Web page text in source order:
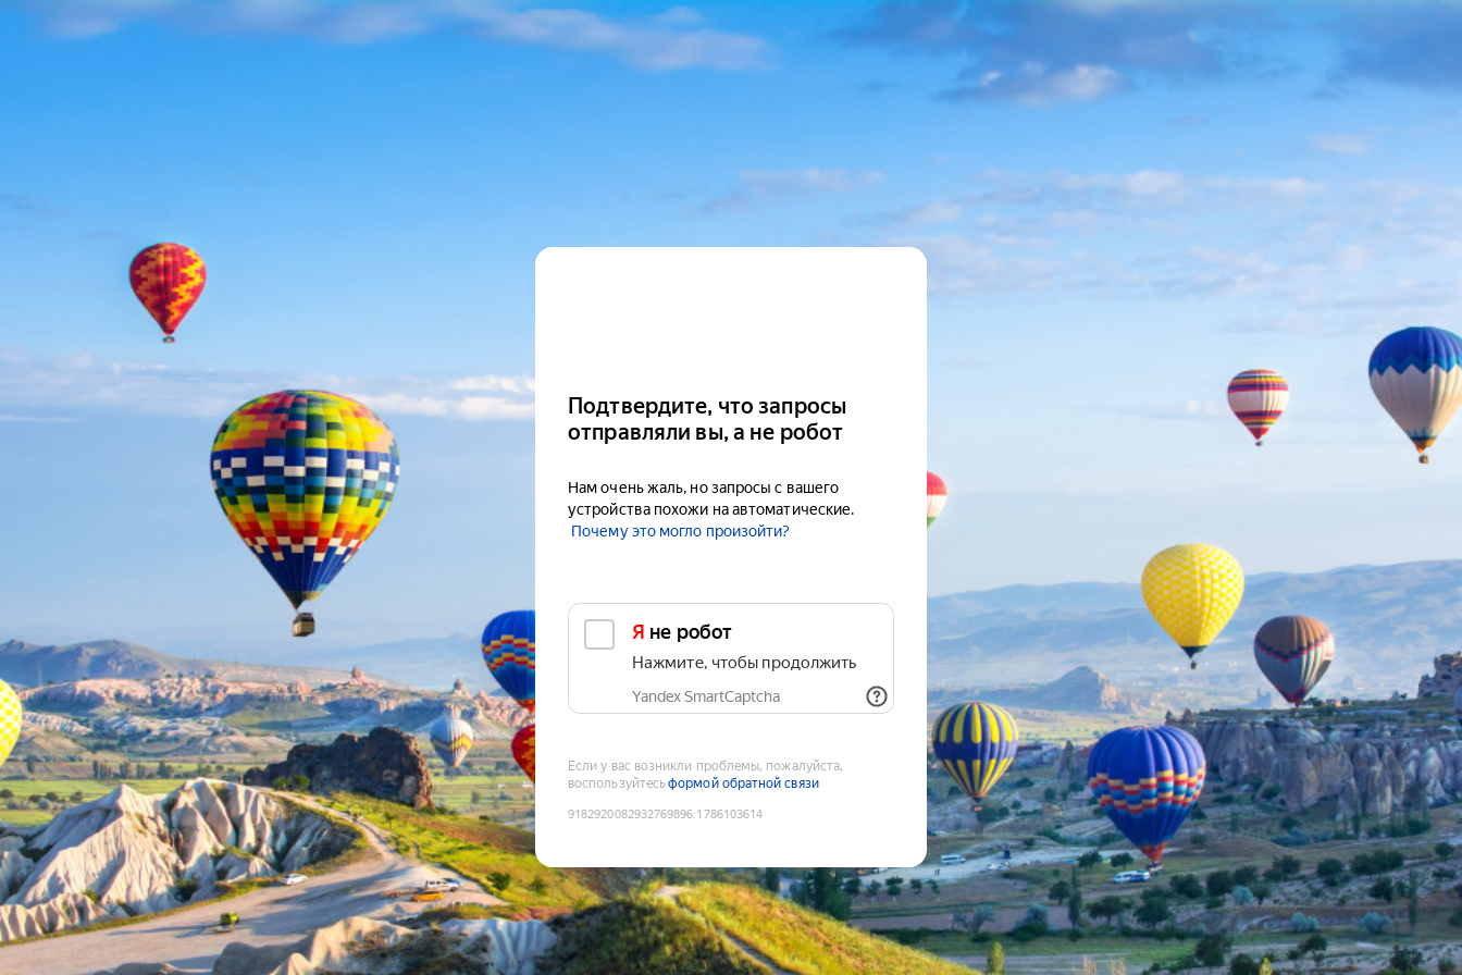
Подтвердите, что запросы
отправляли вы, а не робот
Нам очень жаль, но запросы с вашего
устройства похожи на автоматические.
Почему это могло произойти?
Я не робот
Нажмите, чтобы продолжить
Yandex SmartCaptcha
Если у вас возникли проблемы, пожалуйста,
воспользуйтесьформой обратной связи
9182920082932769896:1786103614